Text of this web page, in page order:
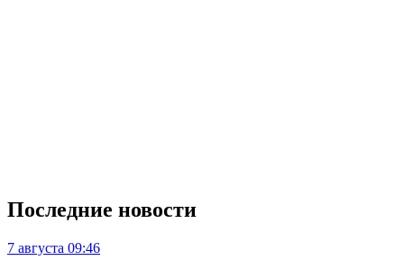
Последние новости
7 августа 09:46